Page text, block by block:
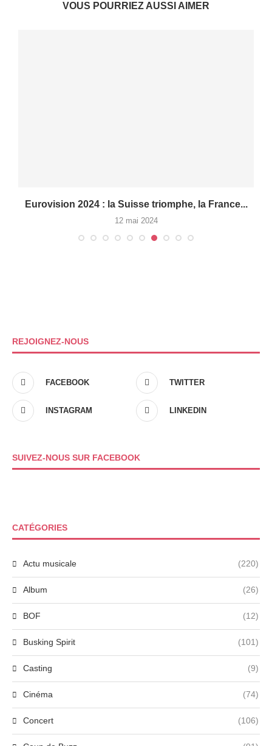
VOUS POURRIEZ AUSSI AIMER
Eurovision 2024 : la Suisse triomphe, la France...
12 mai 2024
REJOIGNEZ-NOUS
FACEBOOK TWITTER
INSTAGRAM LINKEDIN
SUIVEZ-NOUS SUR FACEBOOK
CATÉGORIES
Actu musicale (220)
Album (26)
BOF (12)
Busking Spirit (101)
Casting (9)
Cinéma (74)
Concert (106)